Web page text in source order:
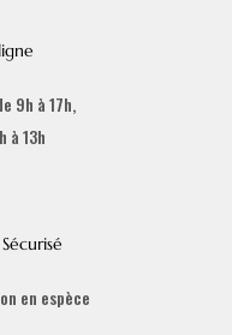
9h à 17h,
à 13h
en espèce